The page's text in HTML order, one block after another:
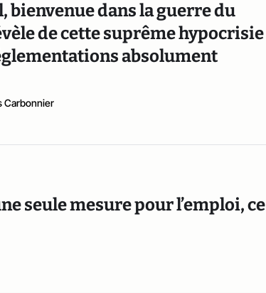
bienvenue dans la guerre du
de cette suprême hypocrisie
absolument
Carbonnier
seule mesure pour l’emploi, ce